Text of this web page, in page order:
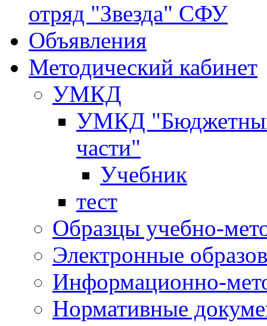
отряд "Звезда" СФУ
Объявления
Методический кабинет
УМКД
УМКД "Бюджетный
части"
Учебник
тест
Образцы учебно-
Электронные
Информационно-
Нормативные